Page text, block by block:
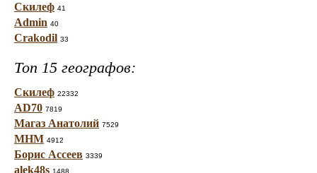
Скилеф 41
Admin 40
Crakodil 33
Топ 15 географов:
Скилеф 22332
AD70 7819
Магаз Анатолий 7529
МНМ 4912
Борис Ассеев 3339
alek48s 1488